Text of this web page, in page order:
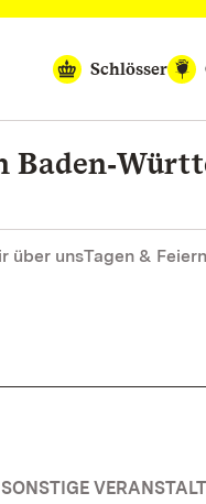
Schlösser
über unsTagen & Feiern